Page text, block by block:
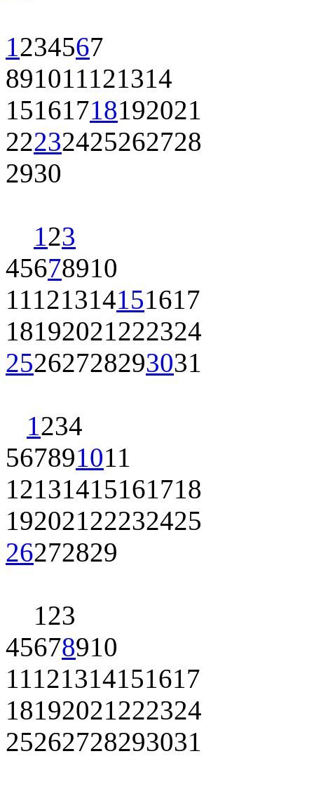
1234567
891011121314
15161718192021
22232425262728
2930
123
45678910
11121314151617
18192021222324
25262728293031
1234
567891011
12131415161718
19202122232425
26272829
123
45678910
11121314151617
18192021222324
25262728293031